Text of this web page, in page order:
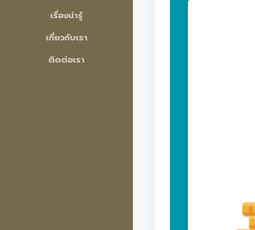
เรื่องน่ารู้
เกี่ยวกับเรา
ติดต่อเรา